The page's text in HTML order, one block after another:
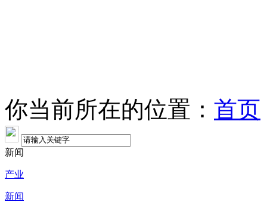
你当前所在的位置： 首页
新闻
产业
新闻